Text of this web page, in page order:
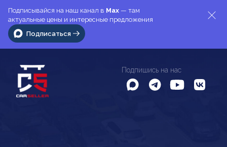
Подписывайся на наш канал в Max — там
актуальные цены и интересные предложения
Подписаться
Подпишись на нас